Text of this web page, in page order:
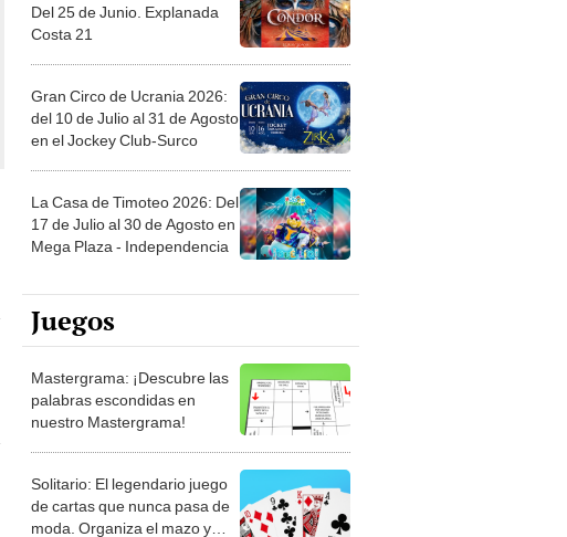
Del 25 de Junio. Explanada
Costa 21
Gran Circo de Ucrania 2026:
del 10 de Julio al 31 de Agosto
en el Jockey Club-Surco
La Casa de Timoteo 2026: Del
17 de Julio al 30 de Agosto en
Mega Plaza - Independencia
Juegos
Mastergrama: ¡Descubre las
palabras escondidas en
nuestro Mastergrama!
Solitario: El legendario juego
de cartas que nunca pasa de
moda. Organiza el mazo y